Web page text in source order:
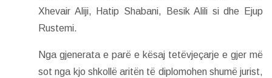
Xhevair Aliji, Hatip Shabani, Besik Alili si dhe Ejup
Rustemi.
Nga gjenerata e parë e kësaj tetëvjeçarje e gjer më
sot nga kjo shkollë aritën të diplomohen shumë jurist,